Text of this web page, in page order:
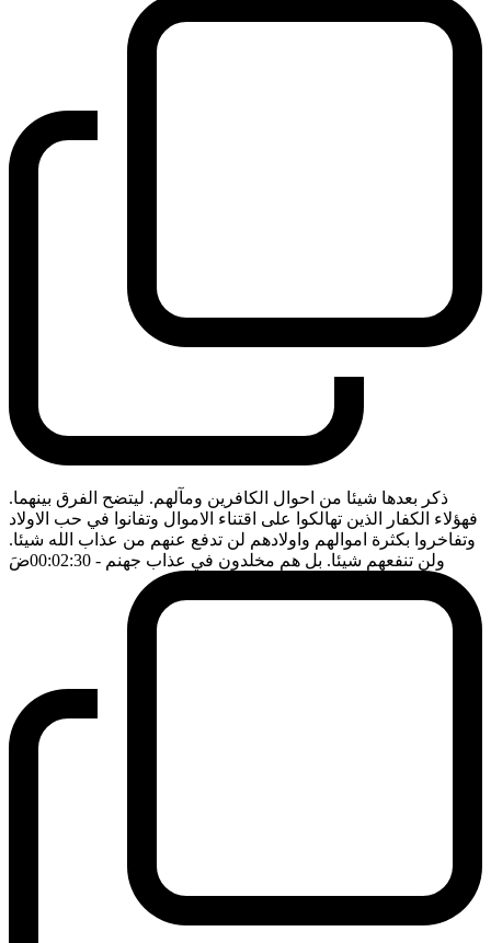
ذكر بعدها شيئا من احوال الكافرين ومآلهم. ليتضح الفرق بينهما.
فهؤلاء الكفار الذين تهالكوا على اقتناء الاموال وتفانوا في حب الاولاد
وتفاخروا بكثرة اموالهم واولادهم لن تدفع عنهم من عذاب الله شيئا.
ولن تنفعهم شيئا. بل هم مخلدون في عذاب جهنم - 00:02:30 ضَ